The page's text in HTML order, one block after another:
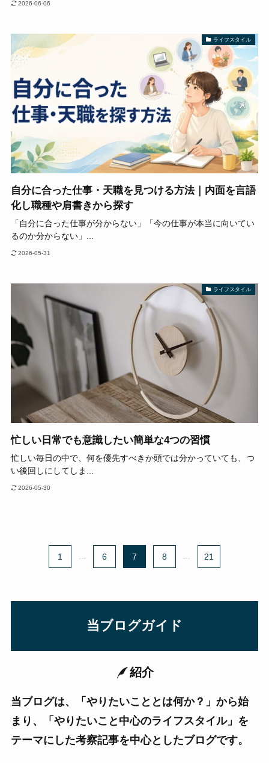
2026-06-06
ライフスタイル
自分に合った仕事・天職を見つける方法｜内面を言語
化し職種や肩書きから探す
「自分に合った仕事が分からない」「今の仕事が本当に向いてい
るのか分からない」...
2026-05-31
ライフスタイル
忙しい日常でも意識したい簡単な4つの習慣
忙しい毎日の中で、何を優先すべきか頭では分かっていても、つ
い後回しにしてしま...
2026-05-30
1 ... 6 7 8 ... 21
当ブログガイド
紹介
当ブログは、「やりたいこととは何か？」から始
まり、「やりたいこと中心のライフスタイル」を
テーマにした考察記事を中心としたブログです。